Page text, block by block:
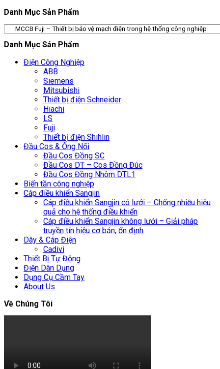
Danh Mục Sản Phẩm
Danh Mục Sản Phẩm
Điện Công Nghiệp
ABB
Siemens
Mitsubishi
Thiết bị điện Schneider
Hiachi
LS
Fuji
Thiết bị điện Shihlin
Đầu Cos & Ống Nối
Đầu Cos Đồng SC
Đầu Cos DT – Cos Đồng Đúc
Đầu Cos Đồng Nhôm DTL1
Biến tần công nghiệp
Cáp điều khiển Sangjin
Cáp điều khiển Sangjin có lưới – Chống nhiễu hiệu
quả cho hệ thống điều khiển
Cáp điều khiển Sangjin không lưới – Giải pháp
truyền tín hiệu cơ bản, ổn định
Dây & Cáp Điện
Cadivi
Thiết Bị Tự Động
Điện Dân Dụng
Dụng Cụ Cầm Tay
About Us
Về Chúng Tôi